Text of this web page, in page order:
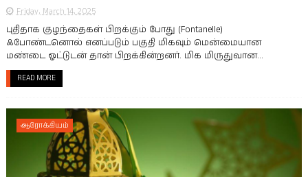
Friday, March 14, 2025
புதிதாக குழந்தைகள் பிறக்கும் போது (Fontanelle)
ஃபோண்டனொல் எனப்படும் பகுதி மிகவும் மென்மையான
மண்டை ஓட்டுடன் தான் பிறக்கின்றனர். மிக மிருதுவான...
READ MORE
ஆரோக்கியம்